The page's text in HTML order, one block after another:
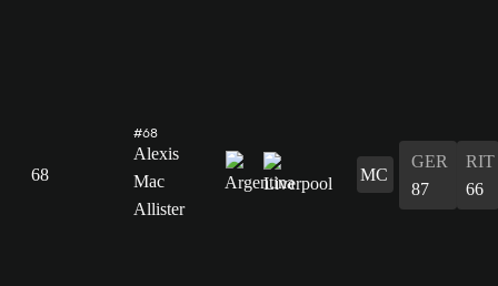
68
#68
Alexis
Mac
Allister
MC
GER
87
RIT
66